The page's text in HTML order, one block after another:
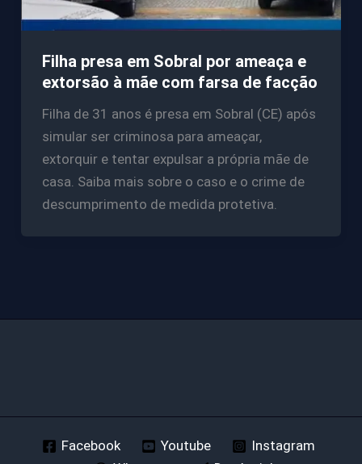
Filha presa em Sobral por ameaça e
extorsão à mãe com farsa de facção
Filha de 31 anos é presa em Sobral (CE) após
simular ser criminosa para ameaçar,
extorquir e tentar expulsar a própria mãe de
casa. Saiba mais sobre o caso e o crime de
descumprimento de medida protetiva.
Facebook Youtube
Instagram